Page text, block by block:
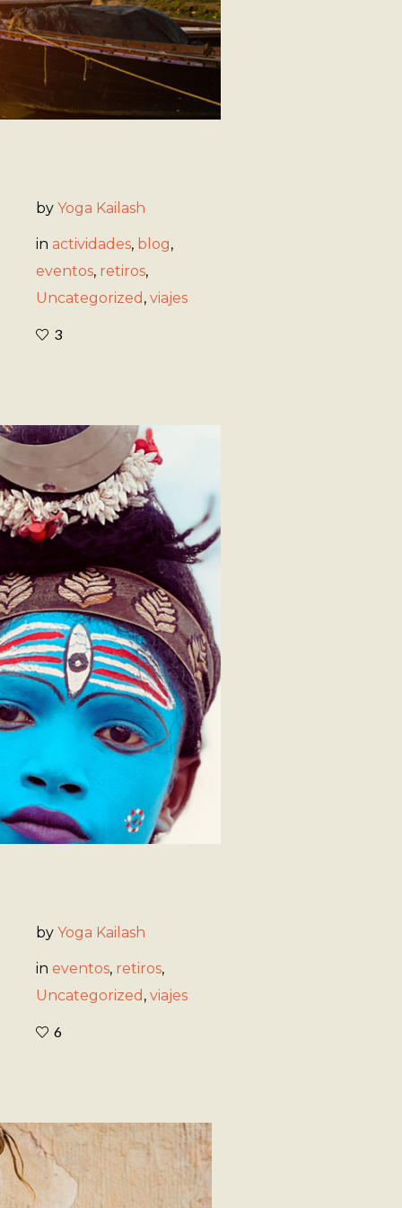
by Yoga Kailash
in actividades, blog,
eventos, retiros,
Uncategorized , viajes
3
by Yoga Kailash
in eventos, retiros,
Uncategorized , viajes
6